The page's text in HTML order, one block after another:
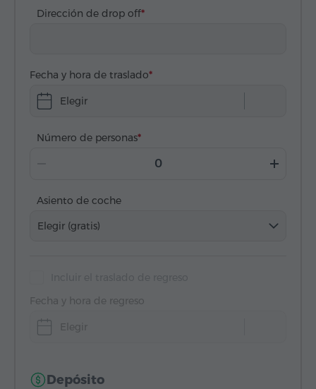
Dirección de drop off
Fecha y hora de traslado
Elegir
Número de personas
Asiento de coche
Elegir (gratis)
Fecha y hora de regreso
Elegir
Depósito